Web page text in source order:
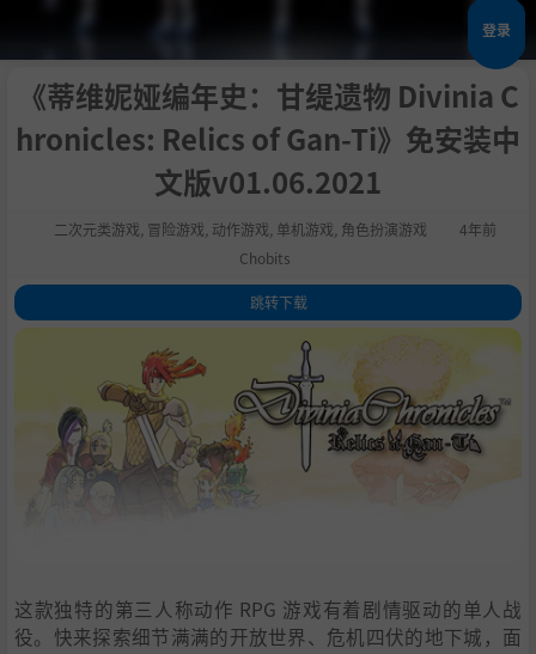
登录
《蒂维妮娅编年史：甘缇遗物 Divinia C
hronicles: Relics of Gan-Ti》免安装中
文版v01.06.2021
二次元类游戏 冒险游戏 动作游戏 单机游戏 角色扮演游戏
4年前
Chobits
跳转下载
1.评测
系统需求
通用教程
.学习版下载
这款独特的第三人称动作 RPG 游戏有着剧情驱动的单人战
役。快来探索细节满满的开放世界、危机四伏的地下城，面